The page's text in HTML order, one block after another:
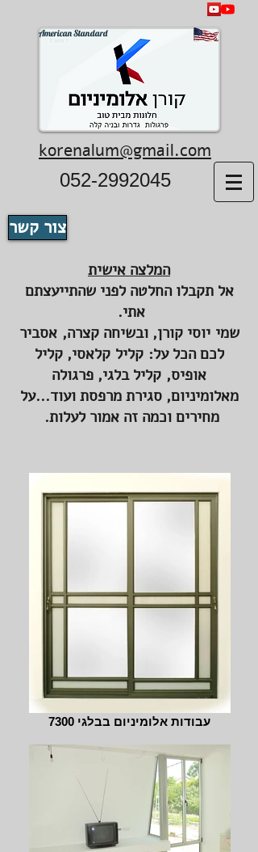
American Standard
korenalum@gmail.com
052-2992045
צור קשר
המלצה אישית
אל תקבלו החלטה לפני שהתייעצתם
אתי.
שמי יוסי קורן, ובשיחה קצרה, אסביר
לכם הכל על: קליל קלאסי, קליל
אופיס, קליל בלגי, פרגולה
מאלומיניום, סגירת מרפסת ועוד...על
מחירים וכמה זה אמור לעלות.
עבודות אלומיניום בבלגי 7300